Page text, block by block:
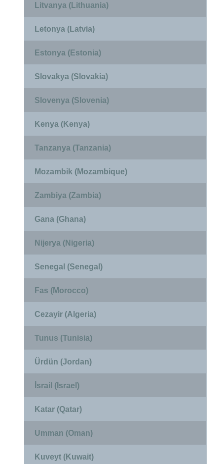
Litvanya (Lithuania)
Letonya (Latvia)
Estonya (Estonia)
Slovakya (Slovakia)
Slovenya (Slovenia)
Kenya (Kenya)
Tanzanya (Tanzania)
Mozambik (Mozambique)
Zambiya (Zambia)
Gana (Ghana)
Nijerya (Nigeria)
Senegal (Senegal)
Fas (Morocco)
Cezayir (Algeria)
Tunus (Tunisia)
Ürdün (Jordan)
İsrail (Israel)
Katar (Qatar)
Umman (Oman)
Kuveyt (Kuwait)